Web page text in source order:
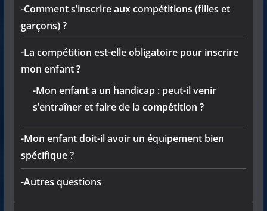
-Comment s’inscrire aux compétitions (filles et
garçons) ?
-La compétition est-elle obligatoire pour inscrire
mon enfant ?
-Mon enfant a un handicap : peut-il venir
s’entraîner et faire de la compétition ?
-Mon enfant doit-il avoir un équipement bien
spécifique ?
-Autres questions